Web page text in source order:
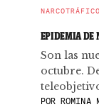
NARCOTRÁFICO
EPIDEMIA DE
Son las
octubre.
POR ROMINA